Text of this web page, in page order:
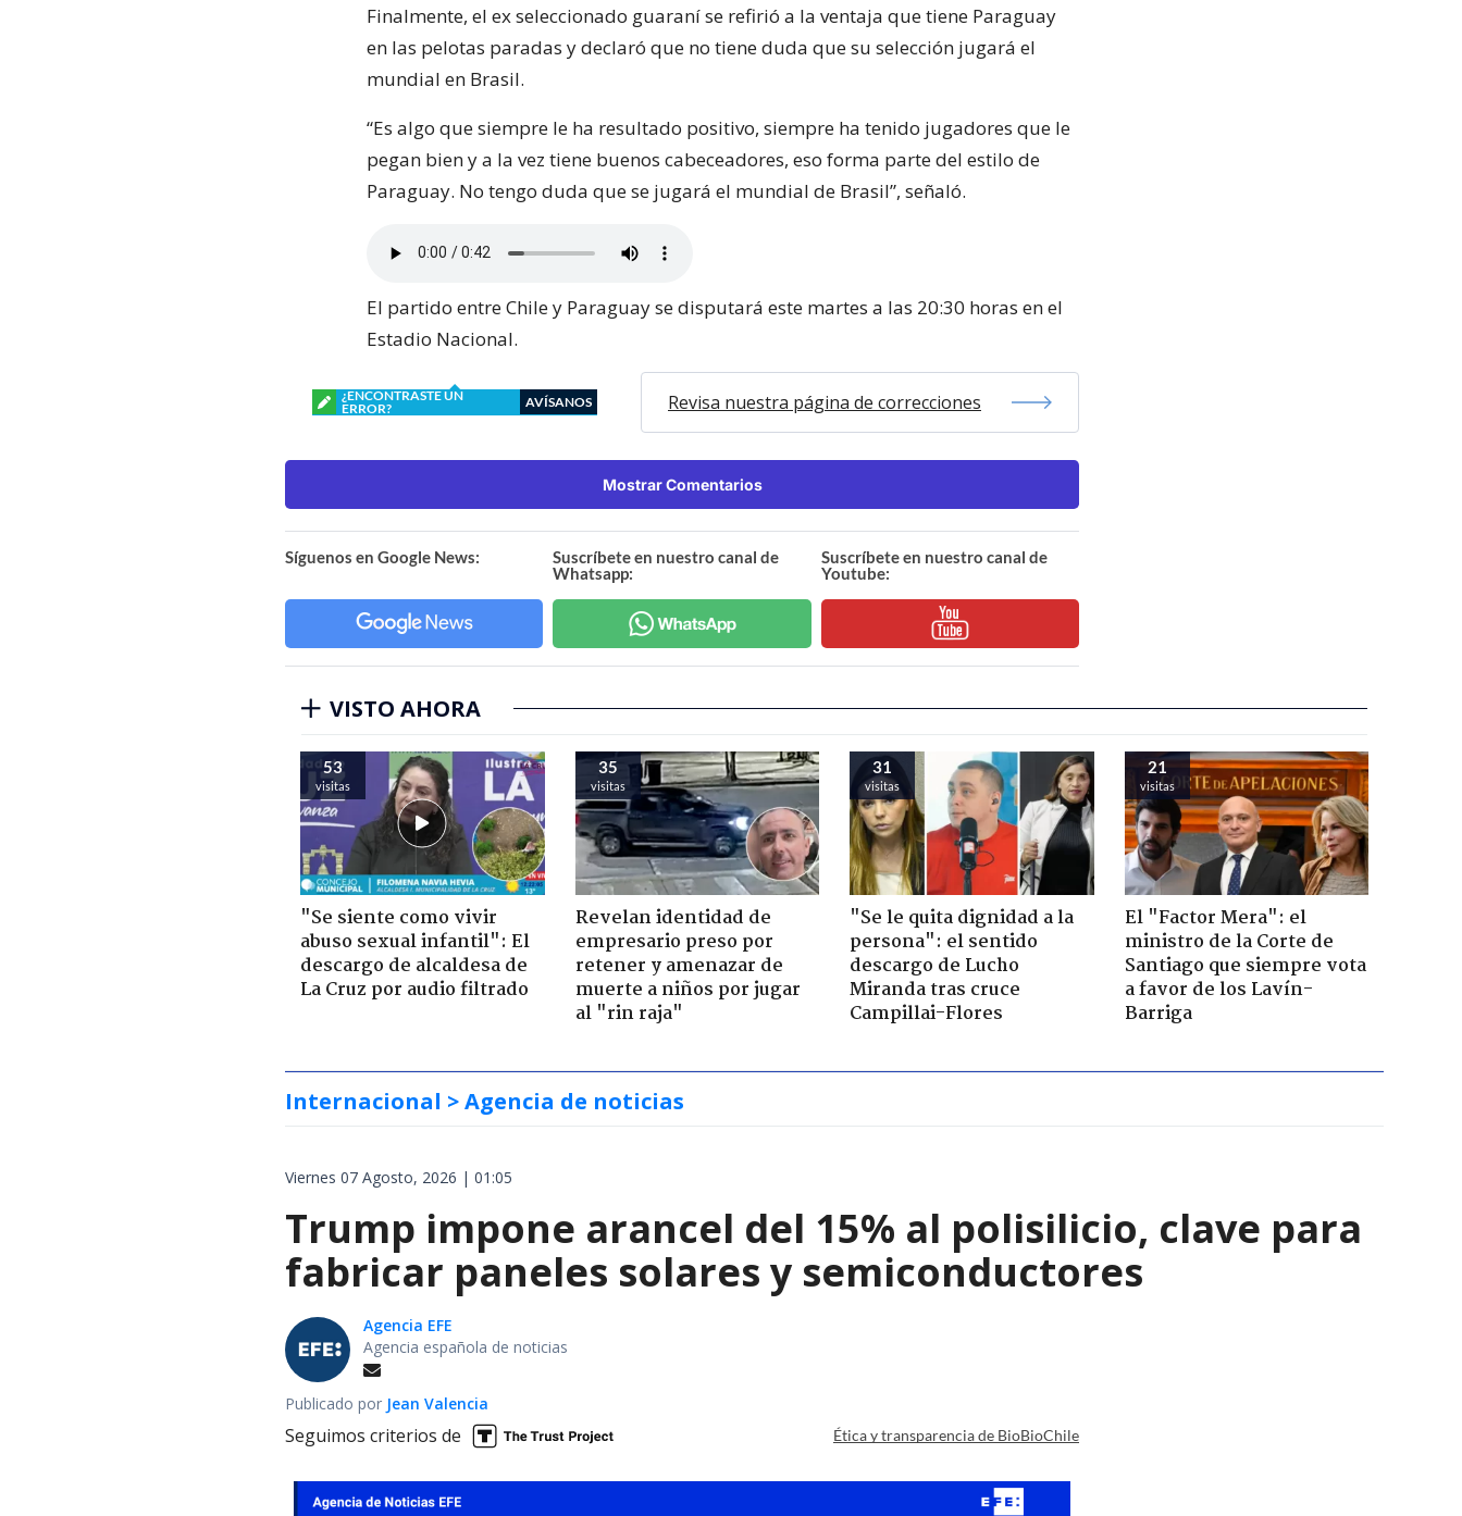
Finalmente, el ex seleccionado guaraní se refirió a la ventaja que tiene Paraguay
en las pelotas paradas y declaró que no tiene duda que su selección jugará el
mundial en Brasil.
“Es algo que siempre le ha resultado positivo, siempre ha tenido jugadores que le
pegan bien y a la vez tiene buenos cabeceadores, eso forma parte del estilo de
Paraguay. No tengo duda que se jugará el mundial de Brasil”, señaló.
El partido entre Chile y Paraguay se disputará este martes a las 20:30 horas en el
Estadio Nacional.
¿ENCONTRASTE UN
ERROR?
AVÍSANOS Revisa nuestra página de correcciones
Mostrar Comentarios
Síguenos en Google News:
Suscríbete en nuestro canal de
Whatsapp:
Suscríbete en nuestro canal de
Youtube:
VISTO AHORA
53
visitas
"Se siente como vivir
abuso sexual infantil": El
descargo de alcaldesa de
La Cruz por audio filtrado
35
visitas
Revelan identidad de
empresario preso por
retener y amenazar de
muerte a niños por jugar
al "rin raja"
31
visitas
"Se le quita dignidad a la
persona": el sentido
descargo de Lucho
Miranda tras cruce
Campillai-Flores
21
visitas
El "Factor Mera": el
ministro de la Corte de
Santiago que siempre vota
a favor de los Lavín-
Barriga
Internacional > Agencia de noticias
Viernes 07 Agosto, 2026 | 01:05
Trump impone arancel del 15% al polisilicio, clave para
fabricar paneles solares y semiconductores
Agencia EFE
Agencia española de noticias
Publicado por Jean Valencia
Seguimos criterios de Ética y transparencia de BioBioChile